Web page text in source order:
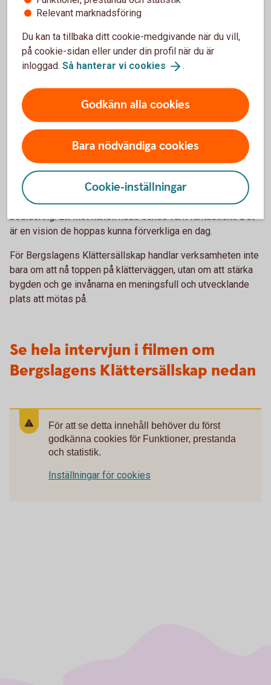
– Bidraget betyder jättemycket för oss. Utrustning är
förening har vi inte råd att köpa ny själva. Tack vare bidraget
till våra nya selar kan vi fortsätta att erbjuda trygg och säker
klättring för alla våra medlemmar, säger Sussi Karlkvist.
Drömmar för framtiden
Som alla föreningar har klubben stora visioner för
framtiden. Förhoppningen är att kunna växa och ge ännu fler
möjlighet att upptäcka glädjen i klättring.
Sussi Karlkvist berättar att klubbens dröm är att ha tre
gånger så många väggar som nu och en sektion för
bouldering. Ett litet kansli hade också varit fantastiskt. Det
är en vision de hoppas kunna förverkliga en dag.
För Bergslagens Klättersällskap handlar verksamheten inte
bara om att nå toppen på klätterväggen, utan om att stärka
bygden och ge invånarna en meningsfull och utvecklande
plats att mötas på.
Se hela intervjun i filmen om
Bergslagens Klättersällskap nedan
För att se detta innehåll behöver du först
godkänna cookies för Funktioner, prestanda
och statistik.
Inställningar för cookies
Relevant marknadsföring
Du kan ta tillbaka ditt cookie-medgivande när du vill,
på cookie-sidan eller under din profil när du är
inloggad. Så hanterar vi cookies .
Godkänn alla cookies
Bara nödvändiga cookies
Cookie-inställningar